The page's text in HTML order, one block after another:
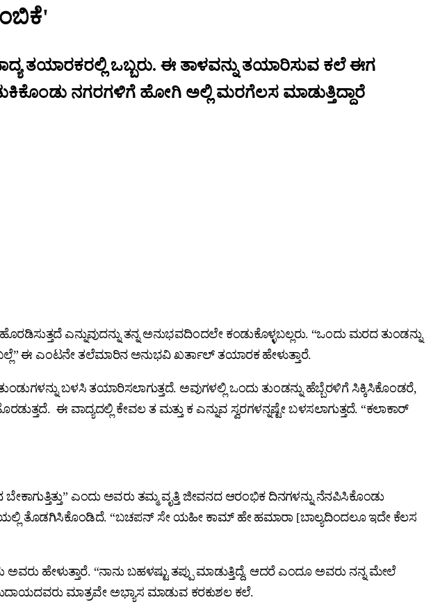
ತಯಾರಕರಲ್ಲಿ ಒಬ್ಬರು. ಈ ತಾಳವನ್ನು ತಯಾರಿಸುವ ಕಲೆ ಈಗ
ನಗರಗಳಿಗೆ ಹೋಗಿ ಅಲ್ಲಿ ಮರಗೆಲಸ ಮಾಡುತ್ತಿದ್ದಾರೆ
ಎನ್ನುವುದನ್ನು ತನ್ನ ಅನುಭವದಿಂದಲೇ ಕಂಡುಕೊಳ್ಳಬಲ್ಲರು. “ಒಂದು ಮರದ ತುಂಡನ್ನು
ಈ ಎಂಟನೇ ತಲೆಮಾರಿನ ಅನುಭವಿ ಖರ್ತಾಲ್‌ ತಯಾರಕ ಹೇಳುತ್ತಾರೆ.
ಬಳಸಿ ತಯಾರಿಸಲಾಗುತ್ತದೆ. ಅವುಗಳಲ್ಲಿ ಒಂದು ತುಂಡನ್ನು ಹೆಬ್ಬೆರಳಿಗೆ ಸಿಕ್ಕಿಸಿಕೊಂಡರೆ,
ಈ ವಾದ್ಯದಲ್ಲಿ ಕೇವಲ ತ ಮತ್ತು ಕ ಎನ್ನುವ ಸ್ವರಗಳನ್ನಷ್ಟೇ ಬಳಸಲಾಗುತ್ತದೆ. “ಕಲಾಕಾರ್‌
ಎಂದು ಅವರು ತಮ್ಮ ವೃತ್ತಿ ಜೀವನದ ಆರಂಭಿಕ ದಿನಗಳನ್ನು ನೆನಪಿಸಿಕೊಂಡು
ತೊಡಗಿಸಿಕೊಂಡಿದೆ. “ಬಚಪನ್‌ ಸೇ ಯಹೀ ಕಾಮ್‌ ಹೇ ಹಮಾರಾ [ಬಾಲ್ಯದಿಂದಲೂ ಇದೇ ಕೆಲಸ
ಹೇಳುತ್ತಾರೆ. “ನಾನು ಬಹಳಷ್ಟು ತಪ್ಪು ಮಾಡುತ್ತಿದ್ದೆ. ಆದರೆ ಎಂದೂ ಅವರು ನನ್ನ ಮೇಲೆ
ಮಾತ್ರವೇ ಅಭ್ಯಾಸ ಮಾಡುವ ಕರಕುಶಲ ಕಲೆ.